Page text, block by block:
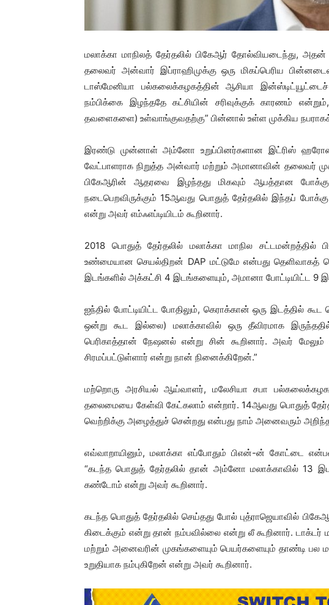
மலாக்கா மாநிலத் தேர்தலில் பிகேஆர் தோல்வியடைந்து,
தலைவர் அன்வார் இப்ராஹிமுக்கு ஒரு மிகப்பெரிய
டாஸ்மேனியா பல்கலைக்கழகத்தின் ஆசியா
நம்பிக்கை இழந்ததே கட்சியின் சரிவுக்குக் காரணம்
தவளைகளை) உள்வாங்குவதற்கு” பின்னால் உள்ள முக்கிய
இரண்டு முன்னாள் அம்னோ உறுப்பினர்களான இட்ரிஸ்
வேட்பாளராக நிறுத்த அன்வார் மற்றும் அமானாவின் தலைவர்
பிகேஆரின் ஆதரவை இழந்தது மிகவும் ஆபத்தான
நடைபெறவிருக்கும் 15ஆவது பொதுத் தேர்தலில் இந்தப்
என்று அவர் எம்ஃஎப்டியிடம் கூறினார்.
2018 பொதுத் தேர்தலில் மலாக்கா மாநில
உண்மையான செயல்திறன் DAP மட்டுமே என்பது தெளிவாகத்
இடங்களில் அக்கட்சி 4 இடங்களையும், அமானா போட்டியிட்ட 9
ஐந்தில் போட்டியிட்ட போதிலும், கெராக்கான் ஒரு இடத்தில்
ஒன்று கூட இல்லை) மலாக்காவில் ஒரு தீவிரமாக
பெரிகாத்தான் நேஷனல் என்று சின் கூறினார். அவர் மேலும்
சிரமப்பட்டுள்ளார் என்று நான் நினைக்கிறேன்.”
மற்றொரு அரசியல் ஆய்வாளர், மலேசியா சபா
தலைமையை கேள்வி கேட்கலாம் என்றார். 14ஆவது பொதுத்
வெற்றிக்கு அழைத்துச் சென்றது என்பது நாம் அனைவரும்
எவ்வாறாயினும், மலாக்கா எப்போதும் பிஎன்-ன் கோட்டை
“கடந்த பொதுத் தேர்தலில் தான் அம்னோ மலாக்காவில் 13
கண்டோம் என்று அவர் கூறினார்.
கடந்த பொதுத் தேர்தலில் செய்தது போல் புத்ராஜெயாவில்
கிடைக்கும் என்று தான் நம்பவில்லை என்று லீ கூறினார். டாக்டர்
மற்றும் அனைவரின் முகங்களையும் பெயர்களையும் தாண்டி பல
உறுதியாக நம்புகிறேன் என்று அவர் கூறினார்.